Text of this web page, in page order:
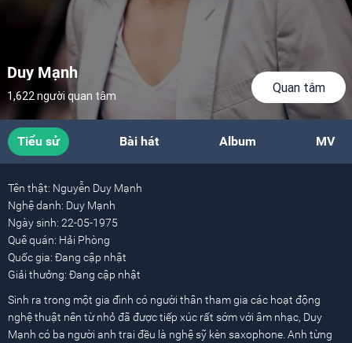
Duy Mạnh
1,622 người quan tâm
Quan tâm
Tiểu sử Bài hát Album MV
Tên thật: Nguyễn Duy Mạnh
Nghệ danh: Duy Mạnh
Ngày sinh: 22-05-1975
Quê quán: Hải Phòng
Quốc gia: Đang cập nhật
Giải thưởng: Đang cập nhật
Sinh ra trong một gia đình có người thân tham gia các hoạt động
nghệ thuật nên từ nhỏ đã được tiếp xúc rất sớm với âm nhạc, Duy
Mạnh có ba người anh trai đều là nghệ sỹ kèn saxophone. Anh từng